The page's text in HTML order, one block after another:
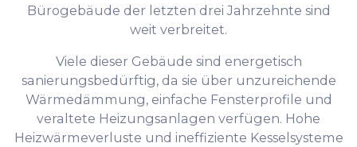
Bürogebäude der letzten drei Jahrzehnte sind
weit verbreitet.
Viele dieser Gebäude sind energetisch
sanierungsbedürftig, da sie über unzureichende
Wärmedämmung, einfache Fensterprofile und
veraltete Heizungsanlagen verfügen. Hohe
Heizwärmeverluste und ineffiziente Kesselsysteme